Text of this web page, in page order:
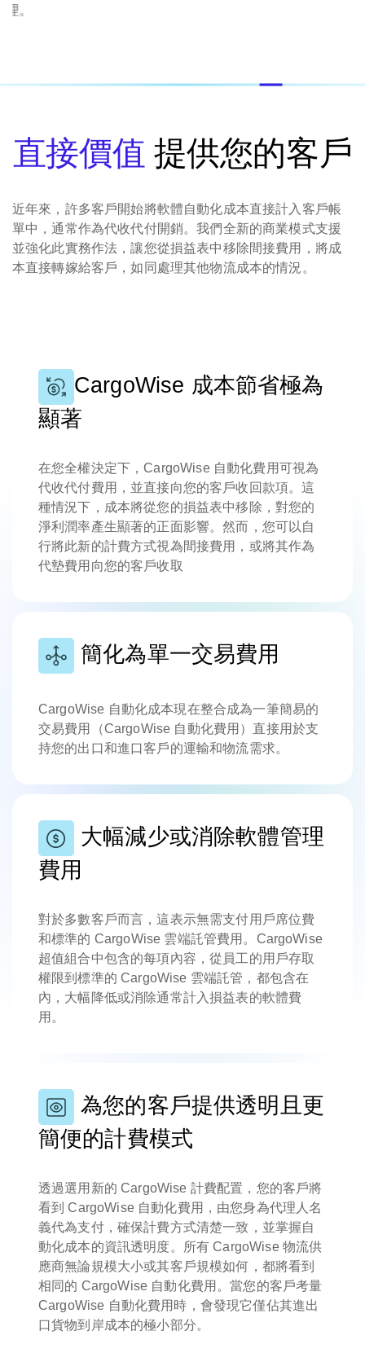
。
直接價值 提供您的客戶
近年來，許多客戶開始將軟體自動化成本直接計入客戶帳
單中，通常作為代收代付開銷。我們全新的商業模式支援
並強化此實務作法，讓您從損益表中移除間接費用，將成
本直接轉嫁給客戶，如同處理其他物流成本的情況。
CargoWise 成本節省極為
顯著
在您全權決定下，CargoWise 自動化費用可視為
代收代付費用，並直接向您的客戶收回款項。這
種情況下，成本將從您的損益表中移除，對您的
淨利潤率產生顯著的正面影響。然而，您可以自
行將此新的計費方式視為間接費用，或將其作為
代墊費用向您的客戶收取
簡化為單一交易費用
CargoWise 自動化成本現在整合成為一筆簡易的
交易費用（CargoWise 自動化費用）直接用於支
持您的出口和進口客戶的運輸和物流需求。
大幅減少或消除軟體管理
費用
對於多數客戶而言，這表示無需支付用戶席位費
和標準的 CargoWise 雲端託管費用。CargoWise
超值組合中包含的每項內容，從員工的用戶存取
權限到標準的 CargoWise 雲端託管，都包含在
內，大幅降低或消除通常計入損益表的軟體費
用。
為您的客戶提供透明且更
簡便的計費模式
透過選用新的 CargoWise 計費配置，您的客戶將
看到 CargoWise 自動化費用，由您身為代理人名
義代為支付，確保計費方式清楚一致，並掌握自
動化成本的資訊透明度。所有 CargoWise 物流供
應商無論規模大小或其客戶規模如何，都將看到
相同的 CargoWise 自動化費用。當您的客戶考量
CargoWise 自動化費用時，會發現它僅佔其進出
口貨物到岸成本的極小部分。